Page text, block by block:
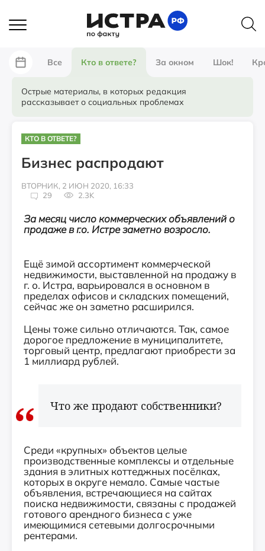
Все Кто в ответе? За окном Шок!
Острые материалы, в которых редакция
рассказывает о социальных проблемах
КТО В ОТВЕТЕ?
Бизнес распродают
ВТОРНИК, 2 ИЮН 2020, 16:33
29
2.3K
За месяц число коммерческих объявлений о
продаже в г.о. Истре заметно возросло.
Ещё зимой ассортимент коммерческой
недвижимости, выставленной на продажу в
г. о. Истра, варьировался в основном в
пределах офисов и складских помещений,
сейчас же он заметно расширился.
Цены тоже сильно отличаются. Так, самое
дорогое предложение в муниципалитете,
торговый центр, предлагают приобрести за
1 миллиард рублей.
Что же продают собственники?
Среди «крупных» объектов целые
производственные комплексы и отдельные
здания в элитных коттеджных посёлках,
которых в округе немало. Самые частые
объявления, встречающиеся на сайтах
поиска недвижимости, связаны с продажей
готового арендного бизнеса с уже
имеющимися сетевыми долгосрочными
рентерами.